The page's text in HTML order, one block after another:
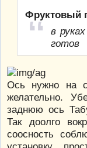
Фруктовый
в
готов
Ось нужно на
желательно.
заднюю ось
Так доолго
соосность